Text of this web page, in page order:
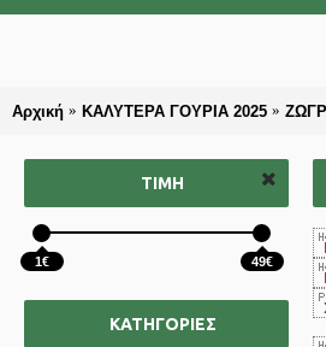
Αρχική ΚΑΛΥΤΕΡΑ ΓΟΥΡΙΑ 2025
ΤΙΜΉ
1€ 49€
ΚΑΤΗΓΟΡΊΕΣ